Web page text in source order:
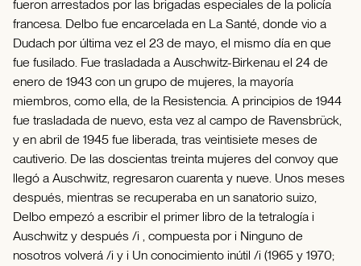
fueron arrestados por las brigadas especiales de la policía
francesa. Delbo fue encarcelada en La Santé, donde vio a
Dudach por última vez el 23 de mayo, el mismo día en que
fue fusilado. Fue trasladada a Auschwitz-Birkenau el 24 de
enero de 1943 con un grupo de mujeres, la mayoría
miembros, como ella, de la Resistencia. A principios de 1944
fue trasladada de nuevo, esta vez al campo de Ravensbrück,
y en abril de 1945 fue liberada, tras veintisiete meses de
cautiverio. De las doscientas treinta mujeres del convoy que
llegó a Auschwitz, regresaron cuarenta y nueve. Unos meses
después, mientras se recuperaba en un sanatorio suizo,
Delbo empezó a escribir el primer libro de la tetralogía i
Auschwitz y después /i , compuesta por i Ninguno de
nosotros volverá /i y i Un conocimiento inútil /i (1965 y 1970;